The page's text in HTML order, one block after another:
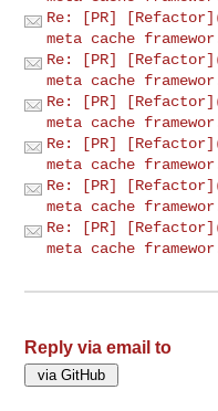
Re: [PR]
meta cache
Re: [PR]
meta cache
Re: [PR]
meta cache
Re: [PR]
meta cache
Re: [PR]
meta cache
Re: [PR]
meta cache
Reply via email to